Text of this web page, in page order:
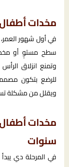
مخدات
في أول شهور العمر،
سطح مستوٍ أو
وتمنع انزلاق
للرضع بتكون
ويقلل من مشكلة
مخدات
سنوات
في المرحلة دي يبدأ